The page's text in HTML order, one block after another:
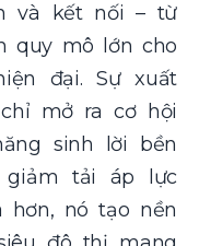
và kết nối – từ
quy mô lớn cho
đại. Sự xuất
mở ra cơ hội
sinh lời bền
giảm tải áp lực
hơn, nó tạo nền